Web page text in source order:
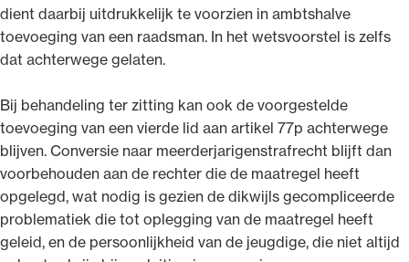
dient daarbij uitdrukkelijk te voorzien in ambtshalve
toevoeging van een raadsman. In het wetsvoorstel is zelfs
dat achterwege gelaten.
Bij behandeling ter zitting kan ook de voorgestelde
toevoeging van een vierde lid aan artikel 77p achterwege
blijven. Conversie naar meerderjarigenstrafrecht blijft dan
voorbehouden aan de rechter die de maatregel heeft
opgelegd, wat nodig is gezien de dikwijls gecompliceerde
problematiek die tot oplegging van de maatregel heeft
geleid, en de persoonlijkheid van de jeugdige, die niet altijd